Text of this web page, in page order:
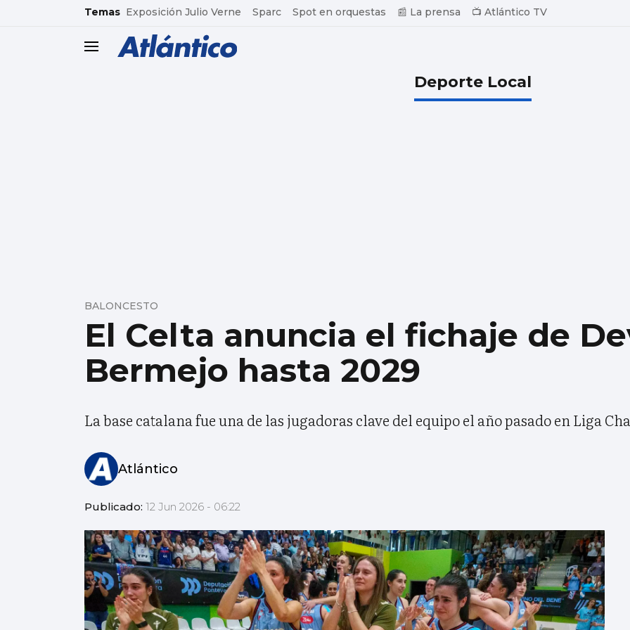
common.go-to-content
Temas Exposición Julio Verne Sparc Spot en orquestas 📰 La prensa 📺 Atlántico TV
header.menu.open
Deporte Local
El Celta anuncia el fichaje de
Bermejo hasta 2029
BALONCESTO
La base catalana fue una de las jugadoras clave del equipo el año pasado en Liga
Atlántico
Publicado: 12 Jun 2026 - 06:22